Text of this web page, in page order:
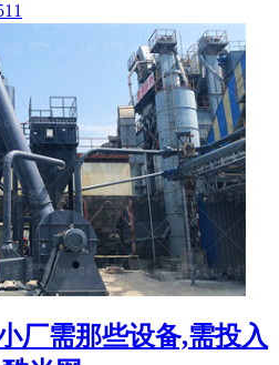
厂需那些设备,需投入